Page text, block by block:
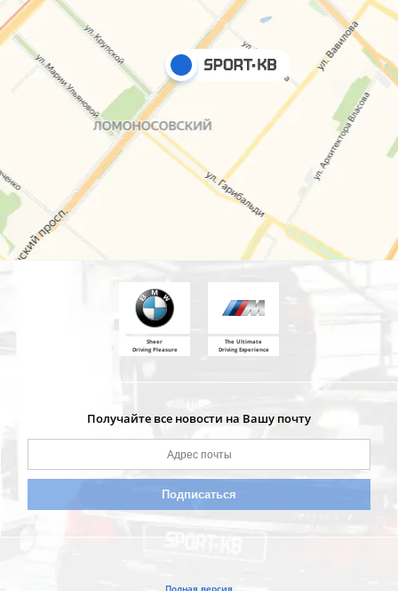
Sheer
Driving Pleasure
The Ultimate
Driving Experience
Получайте все новости на Вашу почту
Полная версия